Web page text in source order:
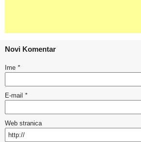
Novi Komentar
Ime *
E-mail *
Web stranica